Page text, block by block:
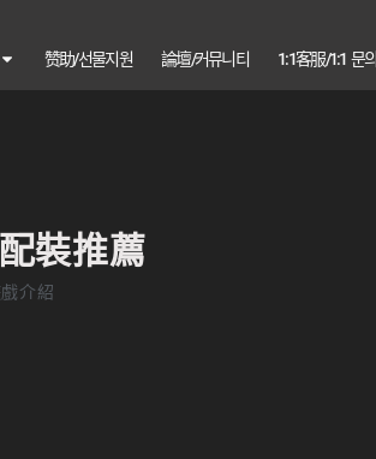
赞助/선물지원 論壇/커뮤니티 1:1客服/1:1 문의
裝推薦
介紹